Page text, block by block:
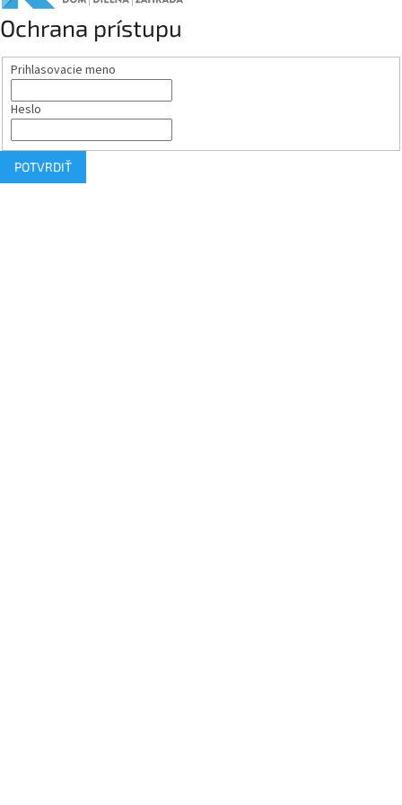
Ochrana prístupu
Prihlasovacie meno
Heslo
POTVRDIŤ